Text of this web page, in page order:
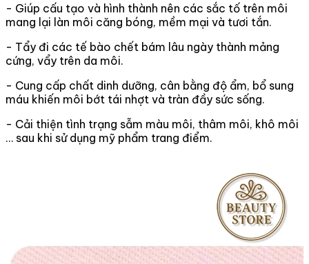
- Giúp cấu tạo và hình thành nên các sắc tố trên môi
mang lại làn môi căng bóng, mềm mại và tươi tắn.
- Tẩy đi các tế bào chết bám lâu ngày thành mảng
cứng, vẩy trên da môi.
- Cung cấp chất dinh dưỡng, cân bằng độ ẩm, bổ sung
máu khiến môi bớt tái nhợt và tràn đầy sức sống.
- Cải thiện tình trạng sẫm màu môi, thâm môi, khô môi
… sau khi sử dụng mỹ phẩm trang điểm.